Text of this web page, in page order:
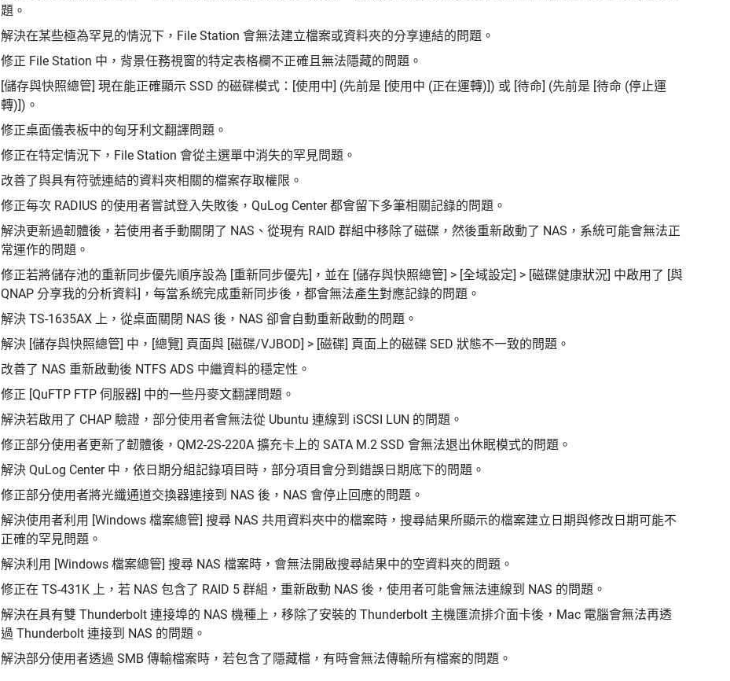
題。
解決在某些極為罕見的情況下，File Station 會無法建立檔案或資料夾的分享連結的問題。
修正 File Station 中，背景任務視窗的特定表格欄不正確且無法隱藏的問題。
[儲存與快照總管] 現在能正確顯示 SSD 的磁碟模式：[使用中] (先前是 [使用中 (正在運轉)]) 或 [待命] (先前是 [待命 (停止運
轉)])。
修正桌面儀表板中的匈牙利文翻譯問題。
修正在特定情況下，File Station 會從主選單中消失的罕見問題。
改善了與具有符號連結的資料夾相關的檔案存取權限。
修正每次 RADIUS 的使用者嘗試登入失敗後，QuLog Center 都會留下多筆相關記錄的問題。
解決更新過韌體後，若使用者手動關閉了 NAS、從現有 RAID 群組中移除了磁碟，然後重新啟動了 NAS，系統可能會無法正
常運作的問題。
修正若將儲存池的重新同步優先順序設為 [重新同步優先]，並在 [儲存與快照總管] > [全域設定] > [磁碟健康狀況] 中啟用了 [與
QNAP 分享我的分析資料]，每當系統完成重新同步後，都會無法產生對應記錄的問題。
解決 TS-1635AX 上，從桌面關閉 NAS 後，NAS 卻會自動重新啟動的問題。
解決 [儲存與快照總管] 中，[總覽] 頁面與 [磁碟/VJBOD] > [磁碟] 頁面上的磁碟 SED 狀態不一致的問題。
改善了 NAS 重新啟動後 NTFS ADS 中繼資料的穩定性。
修正 [QuFTP FTP 伺服器] 中的一些丹麥文翻譯問題。
解決若啟用了 CHAP 驗證，部分使用者會無法從 Ubuntu 連線到 iSCSI LUN 的問題。
修正部分使用者更新了韌體後，QM2-2S-220A 擴充卡上的 SATA M.2 SSD 會無法退出休眠模式的問題。
解決 QuLog Center 中，依日期分組記錄項目時，部分項目會分到錯誤日期底下的問題。
修正部分使用者將光纖通道交換器連接到 NAS 後，NAS 會停止回應的問題。
解決使用者利用 [Windows 檔案總管] 搜尋 NAS 共用資料夾中的檔案時，搜尋結果所顯示的檔案建立日期與修改日期可能不
正確的罕見問題。
解決利用 [Windows 檔案總管] 搜尋 NAS 檔案時，會無法開啟搜尋結果中的空資料夾的問題。
修正在 TS-431K 上，若 NAS 包含了 RAID 5 群組，重新啟動 NAS 後，使用者可能會無法連線到 NAS 的問題。
解決在具有雙 Thunderbolt 連接埠的 NAS 機種上，移除了安裝的 Thunderbolt 主機匯流排介面卡後，Mac 電腦會無法再透
過 Thunderbolt 連接到 NAS 的問題。
解決部分使用者透過 SMB 傳輸檔案時，若包含了隱藏檔，有時會無法傳輸所有檔案的問題。